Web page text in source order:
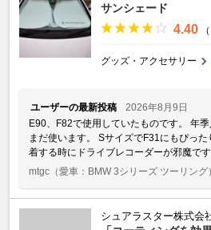
サンシェード
4.40
グッズ・アクセサリー
ユーザーの最新投稿
2026年8月9日
E90、F82で使用していたものです。 年
まだ使います。 SサイズでF31にもぴっ
着する時にドライブレコーダーが邪魔で
mtgc （愛車：BMW 3シリーズ ツーリング）
シュアラスター株式会